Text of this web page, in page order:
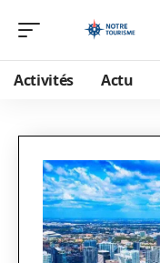
Activités Actu